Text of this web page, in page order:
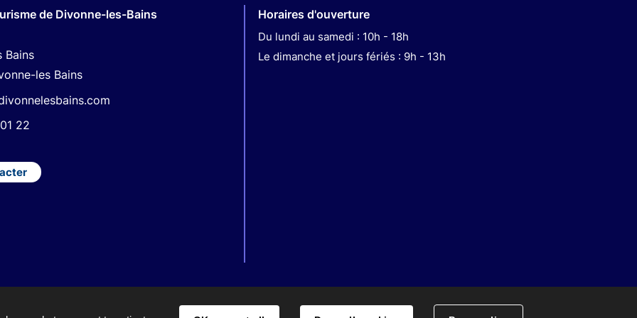
de Divonne-les-Bains
Bains
les Bains
22
Horaires d'ouverture
Du lundi au samedi : 10h - 18h
Le dimanche et jours fériés : 9h - 13h